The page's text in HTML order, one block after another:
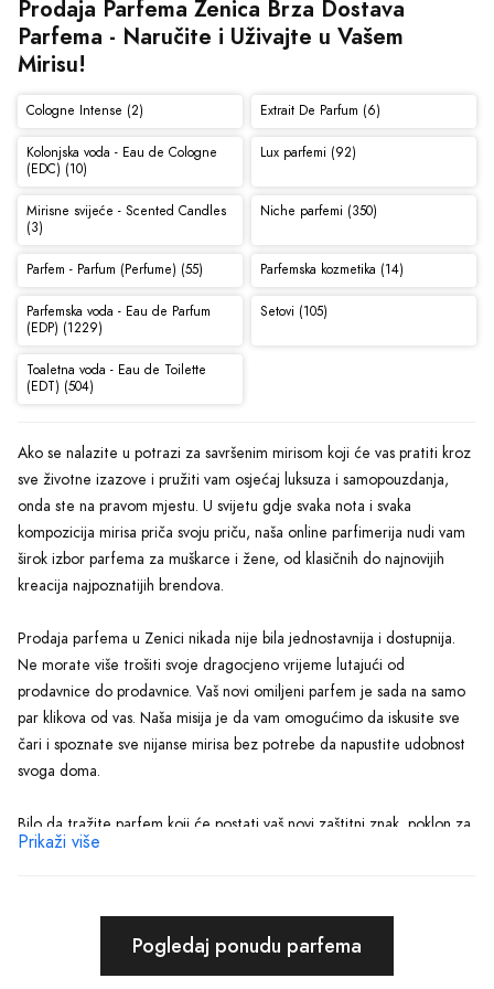
Prodaja Parfema Zenica Brza Dostava
Parfema - Naručite i Uživajte u Vašem
Mirisu!
Cologne Intense (2) Extrait De Parfum (6)
Kolonjska voda - Eau de Cologne
(EDC) (10)
Lux parfemi (92)
Mirisne svijeće - Scented Candles
(3)
Niche parfemi (350)
Parfem - Parfum (Perfume) (55) Parfemska kozmetika (14)
Parfemska voda - Eau de Parfum
(EDP) (1229)
Setovi (105)
Toaletna voda - Eau de Toilette
(EDT) (504)
Ako se nalazite u potrazi za savršenim mirisom koji će vas pratiti kroz
sve životne izazove i pružiti vam osjećaj luksuza i samopouzdanja,
onda ste na pravom mjestu. U svijetu gdje svaka nota i svaka
kompozicija mirisa priča svoju priču, naša online parfimerija nudi vam
širok izbor parfema za muškarce i žene, od klasičnih do najnovijih
kreacija najpoznatijih brendova.
Prodaja parfema u Zenici nikada nije bila jednostavnija i dostupnija.
Ne morate više trošiti svoje dragocjeno vrijeme lutajući od
prodavnice do prodavnice. Vaš novi omiljeni parfem je sada na samo
par klikova od vas. Naša misija je da vam omogućimo da iskusite sve
čari i spoznate sve nijanse mirisa bez potrebe da napustite udobnost
svoga doma.
Bilo da tražite parfem koji će postati vaš novi zaštitni znak, poklon za
dragu osobu ili jednostavno želite osvježiti svoju kolekciju mirisa, kod
Zašto odabrati baš nas za svoju sljedeću kupovinu parfema? Jer
Prikaži više
Pogledaj ponudu parfema